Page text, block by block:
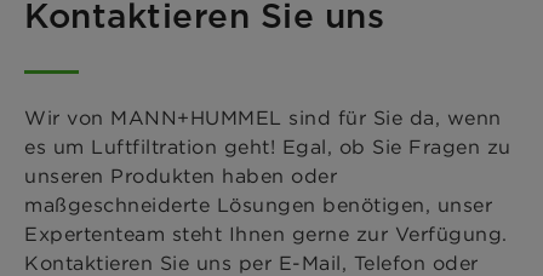
Kontaktieren Sie uns
Wir von MANN+HUMMEL sind für Sie da, wenn
es um Luftfiltration geht! Egal, ob Sie Fragen zu
unseren Produkten haben oder
maßgeschneiderte Lösungen benötigen, unser
Expertenteam steht Ihnen gerne zur Verfügung.
Kontaktieren Sie uns per E-Mail, Telefon oder